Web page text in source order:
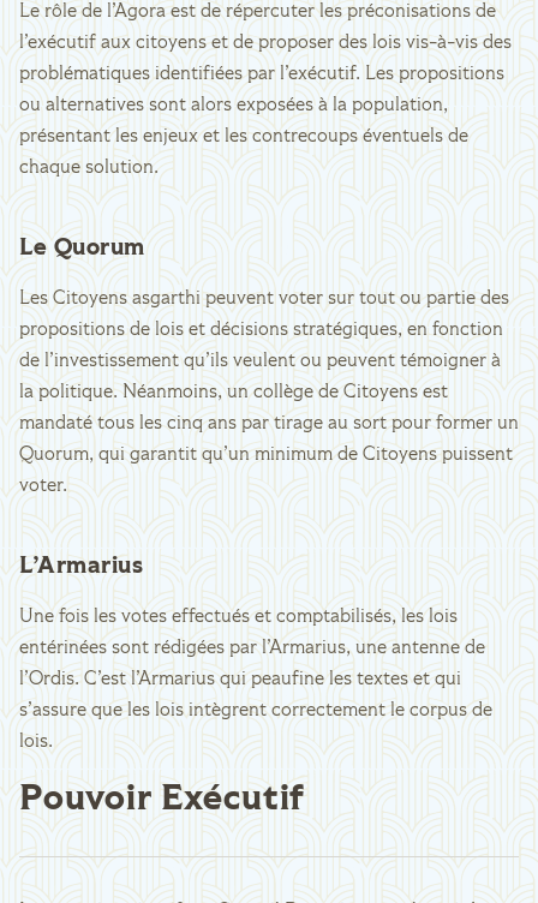
Le rôle de l’Agora est de répercuter les préconisations de
l’exécutif aux citoyens et de proposer des lois vis-à-vis des
problématiques identifiées par l’exécutif. Les propositions
ou alternatives sont alors exposées à la population,
présentant les enjeux et les contrecoups éventuels de
chaque solution.
Le Quorum
Les Citoyens asgarthi peuvent voter sur tout ou partie des
propositions de lois et décisions stratégiques, en fonction
de l’investissement qu’ils veulent ou peuvent témoigner à
la politique. Néanmoins, un collège de Citoyens est
mandaté tous les cinq ans par tirage au sort pour former un
Quorum, qui garantit qu’un minimum de Citoyens puissent
voter.
L’Armarius
Une fois les votes effectués et comptabilisés, les lois
entérinées sont rédigées par l’Armarius, une antenne de
l’Ordis. C’est l’Armarius qui peaufine les textes et qui
s’assure que les lois intègrent correctement le corpus de
lois.
Pouvoir Exécutif